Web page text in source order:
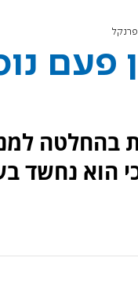
פעם
בהחלטה
הוא נחשד